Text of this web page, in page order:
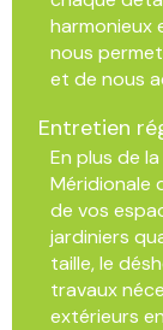
harmonieux
nous
et de nous
Entretien
En plus de
Méridionale
de vos
jardiniers
taille, le
travaux
extérieurs